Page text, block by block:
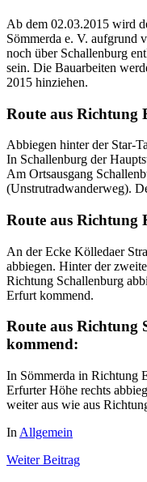
Ab dem 02.03.2015 wird
Sömmerda e. V. aufgrund
noch über Schallenburg
sein. Die Bauarbeiten
2015 hinziehen.
Route aus Richtung
Abbiegen hinter der Star-
In Schallenburg der
Am Ortsausgang
(Unstrutradwanderweg).
Route aus Richtung
An der Ecke Kölledaer
abbiegen. Hinter der
Richtung Schallenburg
Erfurt kommend.
Route aus Richtung
kommend:
In Sömmerda in Richtung
Erfurter Höhe rechts
weiter aus wie aus
In Allgemein
WeiterBeitrag